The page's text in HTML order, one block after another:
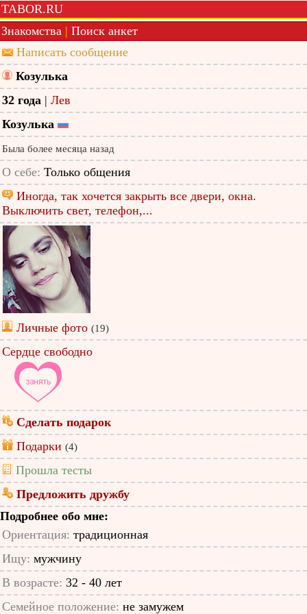
TABOR.RU
Знакомства | Поиск анкет
Написать сообщение
Козулька
32 года | Лев
Козулька
Была более месяца назад
О себе: Только общения
Иногда, так хочется закрыть все двери, окна.
Выключить свет, телефон,...
Личные фото (19)
Сердце свободно
Сделать подарок
Подарки (4)
Прошла тесты
Предложить дружбу
Подробнее обо мне:
Ориентация: традиционная
Ищу: мужчину
В возрасте: 32 - 40 лет
Семейное положение: не замужем